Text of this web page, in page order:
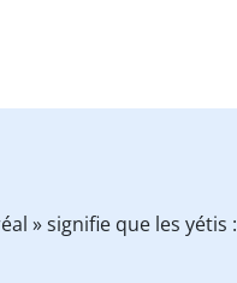
» signifie que les yétis :